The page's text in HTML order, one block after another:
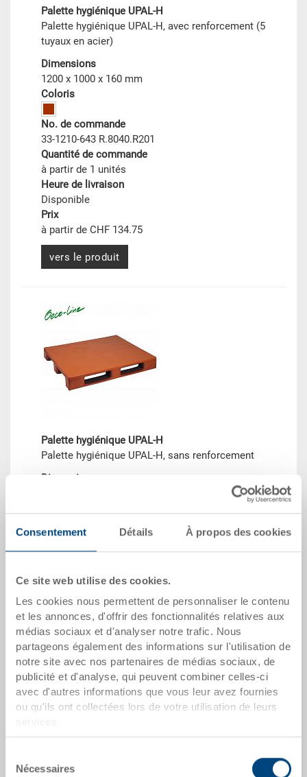
Consentement Détails À propos des cookies
Ce site web utilise des cookies.
Les cookies nous permettent de personnaliser le contenu
et les annonces, d'offrir des fonctionnalités relatives aux
médias sociaux et d'analyser notre trafic. Nous
partageons également des informations sur l'utilisation de
notre site avec nos partenaires de médias sociaux, de
publicité et d'analyse, qui peuvent combiner celles-ci
avec d'autres informations que vous leur avez fournies
ou qu'ils ont collectées lors de votre utilisation de leurs
Nécessaires
Palette hygiénique UPAL-H
Palette hygiénique UPAL-H, avec renforcement (5
tuyaux en acier)
Dimensions
1200 x 1000 x 160 mm
Coloris
No. de commande
33-1210-643 R.8040.R201
Quantité de commande
à partir de 1 unités
Heure de livraison
Disponible
Prix
à partir de CHF 134.75
vers le produit
Palette hygiénique UPAL-H
Palette hygiénique UPAL-H, sans renforcement
Dimensions
No. de commande
33-1210-630 R.8040.R201
à partir de 1 unités
Heure de livraison
Disponible
Prix
à partir de CHF 122.70
vers le produit